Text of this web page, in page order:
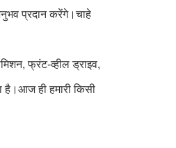
प्रदान करेंगे।चाहे
फ्रंट-व्हील ड्राइव,
ही हमारी किसी